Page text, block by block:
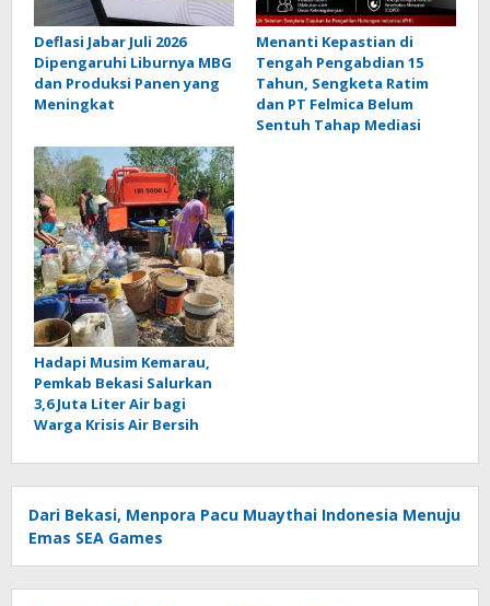
Deflasi Jabar Juli 2026
Dipengaruhi Liburnya MBG
dan Produksi Panen yang
Meningkat
Menanti Kepastian di
Tengah Pengabdian 15
Tahun, Sengketa Ratim
dan PT Felmica Belum
Sentuh Tahap Mediasi
Hadapi Musim Kemarau,
Pemkab Bekasi Salurkan
3,6 Juta Liter Air bagi
Warga Krisis Air Bersih
Dari Bekasi, Menpora Pacu Muaythai Indonesia Menuju
Emas SEA Games